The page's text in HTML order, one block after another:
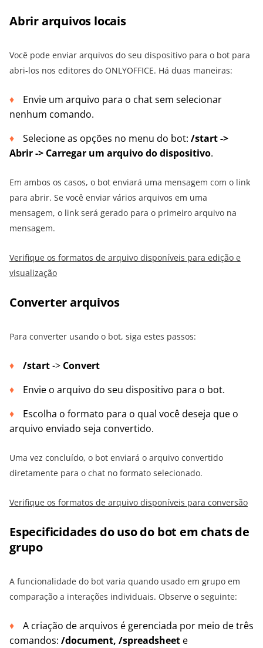
Abrir arquivos locais
Você pode enviar arquivos do seu dispositivo para o bot para
abri-los nos editores do ONLYOFFICE. Há duas maneiras:
Envie um arquivo para o chat sem selecionar
nenhum comando.
Selecione as opções no menu do bot: /start ->
Abrir -> Carregar um arquivo do dispositivo.
Em ambos os casos, o bot enviará uma mensagem com o link
para abrir. Se você enviar vários arquivos em uma
mensagem, o link será gerado para o primeiro arquivo na
mensagem.
Verifique os formatos de arquivo disponíveis para edição e
visualização
Converter arquivos
Para converter usando o bot, siga estes passos:
/start-> Convert
Envie o arquivo do seu dispositivo para o bot.
Escolha o formato para o qual você deseja que o
arquivo enviado seja convertido.
Uma vez concluído, o bot enviará o arquivo convertido
diretamente para o chat no formato selecionado.
Verifique os formatos de arquivo disponíveis para conversão
Especificidades do uso do bot em chats de
grupo
A funcionalidade do bot varia quando usado em grupo em
comparação a interações individuais. Observe o seguinte:
A criação de arquivos é gerenciada por meio de três
comandos: /document, /spreadsheet e